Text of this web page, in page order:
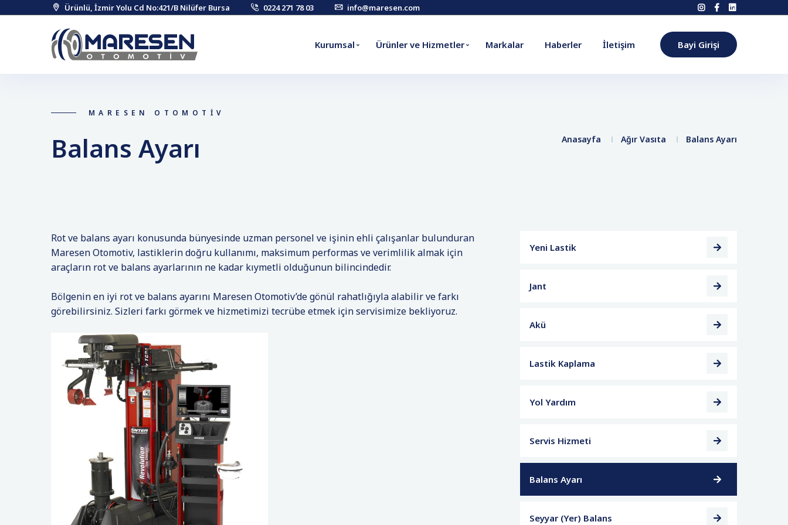
Ürünlü, İzmir Yolu Cd No:421/B Nilüfer Bursa 0224 271 78 03 info@maresen.com
Kurumsal Ürünler ve Hizmetler Markalar Haberler İletişim Bayi Girişi
MARESEN OTOMOTİV
Balans Ayarı Anasayfa Ağır Vasıta Balans Ayarı
Rot ve balans ayarı konusunda bünyesinde uzman personel ve işinin ehli çalışanlar bulunduran
Maresen Otomotiv, lastiklerin doğru kullanımı, maksimum performas ve verimlilik almak için
araçların rot ve balans ayarlarının ne kadar kıymetli olduğunun bilincindedir.
Bölgenin en iyi rot ve balans ayarını Maresen Otomotiv’de gönül rahatlığıyla alabilir ve farkı
görebilirsiniz. Sizleri farkı görmek ve hizmetimizi tecrübe etmek için servisimize bekliyoruz.
Yeni Lastik
Jant
Akü
Lastik Kaplama
Yol Yardım
Servis Hizmeti
Balans Ayarı
Seyyar (Yer) Balans